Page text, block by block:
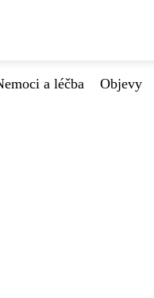
a léčba Objevy